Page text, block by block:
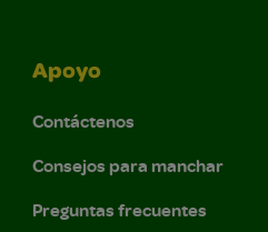
Apoyo
Contáctenos
Consejos para manchar
Preguntas frecuentes